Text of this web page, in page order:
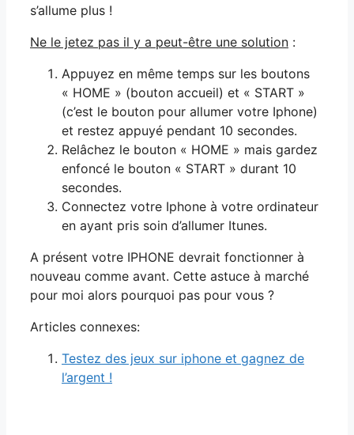
s’allume plus !
Ne le jetez pas il y a peut-être une solution :
Appuyez en même temps sur les boutons
« HOME » (bouton accueil) et « START »
(c’est le bouton pour allumer votre Iphone)
et restez appuyé pendant 10 secondes.
Relâchez le bouton « HOME » mais gardez
enfoncé le bouton « START » durant 10
secondes.
Connectez votre Iphone à votre ordinateur
en ayant pris soin d’allumer Itunes.
A présent votre IPHONE devrait fonctionner à
nouveau comme avant. Cette astuce à marché
pour moi alors pourquoi pas pour vous ?
Articles connexes:
Testez des jeux sur iphone et gagnez de
l’argent !